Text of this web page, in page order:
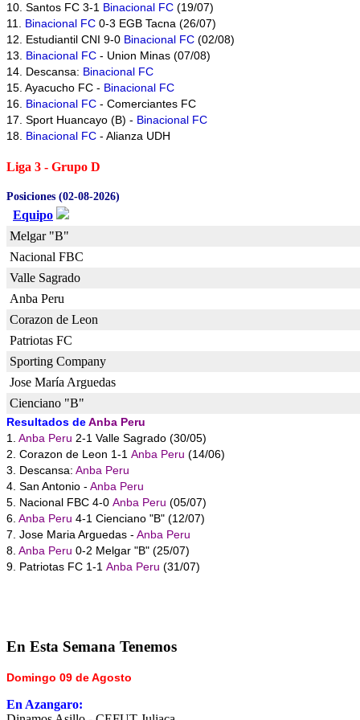
10. Santos FC 3-1 Binacional FC (19/07)
11. Binacional FC 0-3 EGB Tacna (26/07)
12. Estudiantil CNI 9-0 Binacional FC (02/08)
13. Binacional FC - Union Minas (07/08)
14. Descansa: Binacional FC
15. Ayacucho FC - Binacional FC
16. Binacional FC - Comerciantes FC
17. Sport Huancayo (B) - Binacional FC
18. Binacional FC - Alianza UDH
Liga 3 - Grupo D
Posiciones (02-08-2026)
Equipo
Melgar "B"
Nacional FBC
Valle Sagrado
Anba Peru
Corazon de Leon
Patriotas FC
Sporting Company
Jose María Arguedas
Cienciano "B"
Resultados deAnba Peru
1. Anba Peru 2-1 Valle Sagrado (30/05)
2. Corazon de Leon 1-1 Anba Peru (14/06)
3. Descansa: Anba Peru
4. San Antonio - Anba Peru
5. Nacional FBC 4-0 Anba Peru (05/07)
6. Anba Peru 4-1 Cienciano "B" (12/07)
7. Jose Maria Arguedas - Anba Peru
8. Anba Peru 0-2 Melgar "B" (25/07)
9. Patriotas FC 1-1 Anba Peru (31/07)
En Esta Semana Tenemos
Domingo 09 de Agosto
En Azangaro: